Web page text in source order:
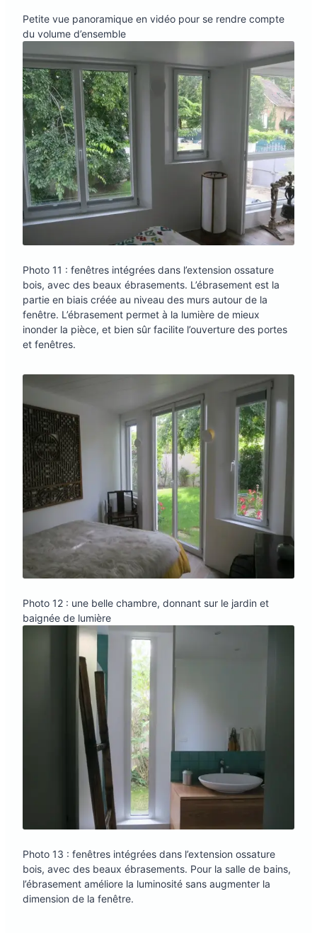
Petite vue panoramique en vidéo pour se rendre compte
du volume d’ensemble
Photo 11 : fenêtres intégrées dans l’extension ossature
bois, avec des beaux ébrasements. L’ébrasement est la
partie en biais créée au niveau des murs autour de la
fenêtre. L’ébrasement permet à la lumière de mieux
inonder la pièce, et bien sûr facilite l’ouverture des portes
et fenêtres.
Photo 12 : une belle chambre, donnant sur le jardin et
baignée de lumière
Photo 13 : fenêtres intégrées dans l’extension ossature
bois, avec des beaux ébrasements. Pour la salle de bains,
l’ébrasement améliore la luminosité sans augmenter la
dimension de la fenêtre.